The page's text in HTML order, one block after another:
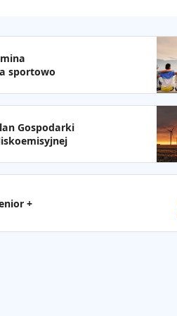
sportowo
Gospodarki
+